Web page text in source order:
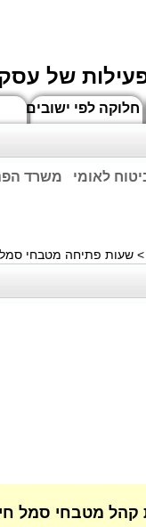
של
חלוקה לפי ישובים
משרד לאומי
שעות פתיחה מטבחי
מטבחי סמל